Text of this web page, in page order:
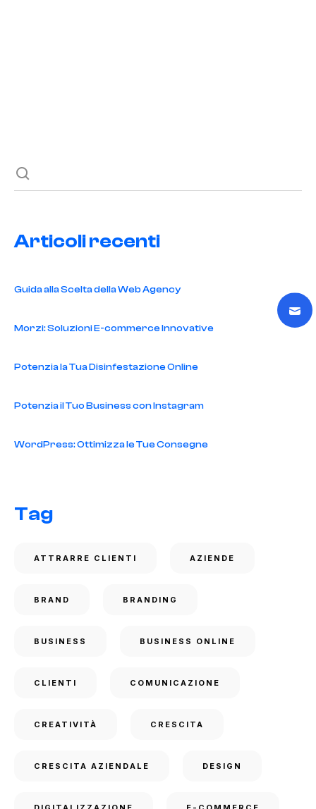
Articoli recenti
Guida alla Scelta della Web Agency
Morzi: Soluzioni E-commerce Innovative
Potenzia la Tua Disinfestazione Online
Potenzia il Tuo Business con Instagram
WordPress: Ottimizza le Tue Consegne
Tag
ATTRARRE CLIENTI AZIENDE
BRAND BRANDING
BUSINESS BUSINESS ONLINE
CLIENTI COMUNICAZIONE
CREATIVITÀ CRESCITA
CRESCITA AZIENDALE DESIGN